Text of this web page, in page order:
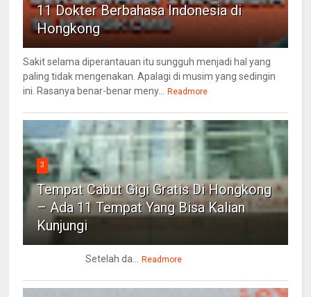
11 Dokter Berbahasa Indonesia di
Hongkong
Sakit selama diperantauan itu sungguh menjadi hal yang
paling tidak mengenakan. Apalagi di musim yang sedingin
ini. Rasanya benar-benar meny... Readmore
3
Tempat Cabut Gigi Gratis Di Hongkong
– Ada 11 Tempat Yang Bisa Kalian
Kunjungi
Setelah da... Readmore